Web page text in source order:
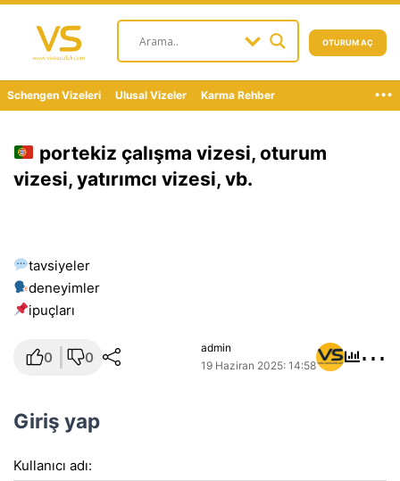
OTURUM AÇ
Schengen Vizeleri Ulusal Vizeler Karma Rehber ...
portekiz çalışma vizesi, oturum
vizesi, yatırımcı vizesi, vb.
tavsiyeler
deneyimler
i̇puçları
0 0
admin
19 Haziran 2025: 14:58
⋯
Giriş yap
Kullanıcı adı: